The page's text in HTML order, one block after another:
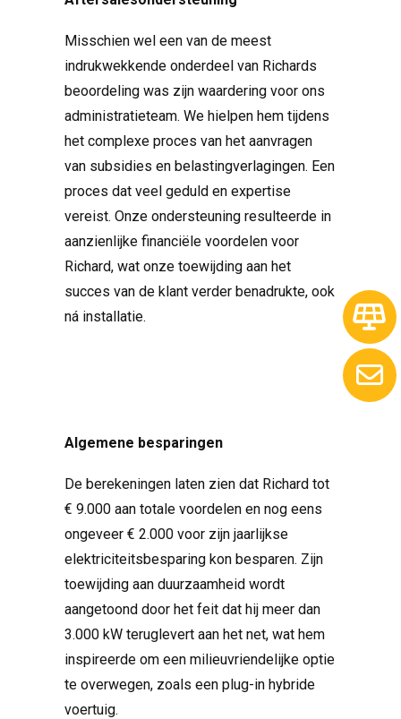
Misschien wel een van de meest
indrukwekkende onderdeel van Richards
beoordeling was zijn waardering voor ons
administratieteam. We hielpen hem tijdens
het complexe proces van het aanvragen
van subsidies en belastingverlagingen. Een
proces dat veel geduld en expertise
vereist. Onze ondersteuning resulteerde in
aanzienlijke financiële voordelen voor
Richard, wat onze toewijding aan het
succes van de klant verder benadrukte, ook
ná installatie.
Algemene besparingen
De berekeningen laten zien dat Richard tot
€ 9.000 aan totale voordelen en nog eens
ongeveer € 2.000 voor zijn jaarlijkse
elektriciteitsbesparing kon besparen. Zijn
toewijding aan duurzaamheid wordt
aangetoond door het feit dat hij meer dan
3.000 kW teruglevert aan het net, wat hem
inspireerde om een ​​milieuvriendelijke optie
te overwegen, zoals een plug-in hybride
voertuig.